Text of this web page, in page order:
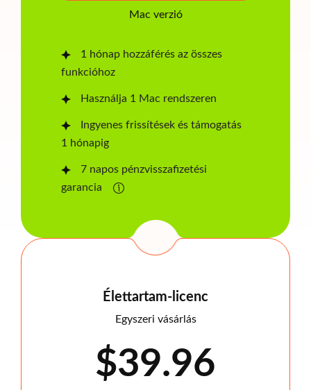
Mac verzió
1 hónap hozzáférés az összes
funkcióhoz
Használja 1 Mac rendszeren
Ingyenes frissítések és támogatás
1 hónapig
7 napos pénzvisszafizetési
garancia
Élettartam-licenc
Egyszeri vásárlás
$39.96